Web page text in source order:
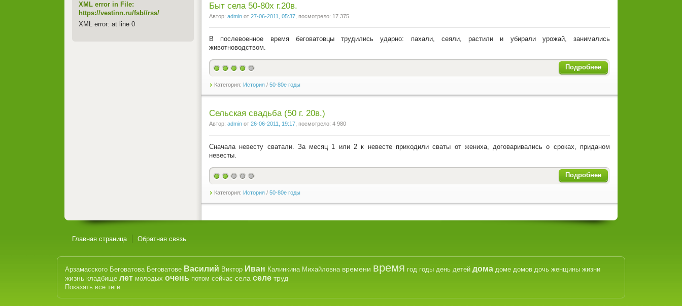
Быт села 50-80х г.20в.
Автор: admin от 27-06-2011, 05:37 , посмотрело: 17 375
В послевоенное время беговатовцы трудились ударно: пахали, сеяли, растили и убирали урожай, занимались
животноводством.
Подробнее
Категория: История / 50-80е годы
Сельская свадьба (50 г. 20в.)
Автор: admin от 26-06-2011, 19:17, посмотрело: 4 980
Сначала невесту сватали. За месяц 1 или 2 к невесте приходили сваты от жениха, договаривались о сроках, приданом
невесты.
Подробнее
Категория: История / 50-80е годы
XML error in File:
https://vestinn.ru/fsb//rss/
XML error: at line 0
Главная страница Обратная связь
Арзамасского Беговатова Беговатове Василий Виктор Иван Калинкина Михайловна времени время год годы день детей дома доме домов дочь женщины жизни
жизнь кладбище лет молодых очень потом сейчас села селе труд
Показать все теги